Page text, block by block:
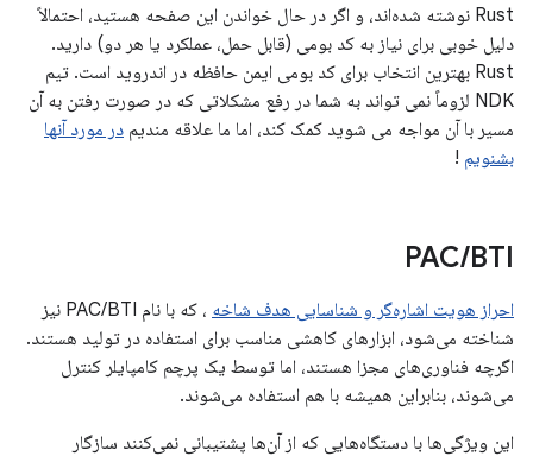
Rust نوشته شده‌اند، و اگر در حال خواندن این صفحه هستید، احتمالاً
دلیل خوبی برای نیاز به کد بومی (قابل حمل، عملکرد یا هر دو) دارید.
Rust بهترین انتخاب برای کد بومی ایمن حافظه در اندروید است. تیم
NDK لزوماً نمی تواند به شما در رفع مشکلاتی که در صورت رفتن به آن
مسیر با آن مواجه می شوید کمک کند، اما ما علاقه مندیم در مورد آنها
بشنویم !
PAC/BTI
احراز هویت اشاره‌گر و شناسایی هدف شاخه
، که با نام PAC/BTI نیز
شناخته می‌شود، ابزارهای کاهشی مناسب برای استفاده در تولید هستند.
اگرچه فناوری‌های مجزا هستند، اما توسط یک پرچم کامپایلر کنترل
می‌شوند، بنابراین همیشه با هم استفاده می‌شوند.
این ویژگی‌ها با دستگاه‌هایی که از آن‌ها پشتیبانی نمی‌کنند سازگار